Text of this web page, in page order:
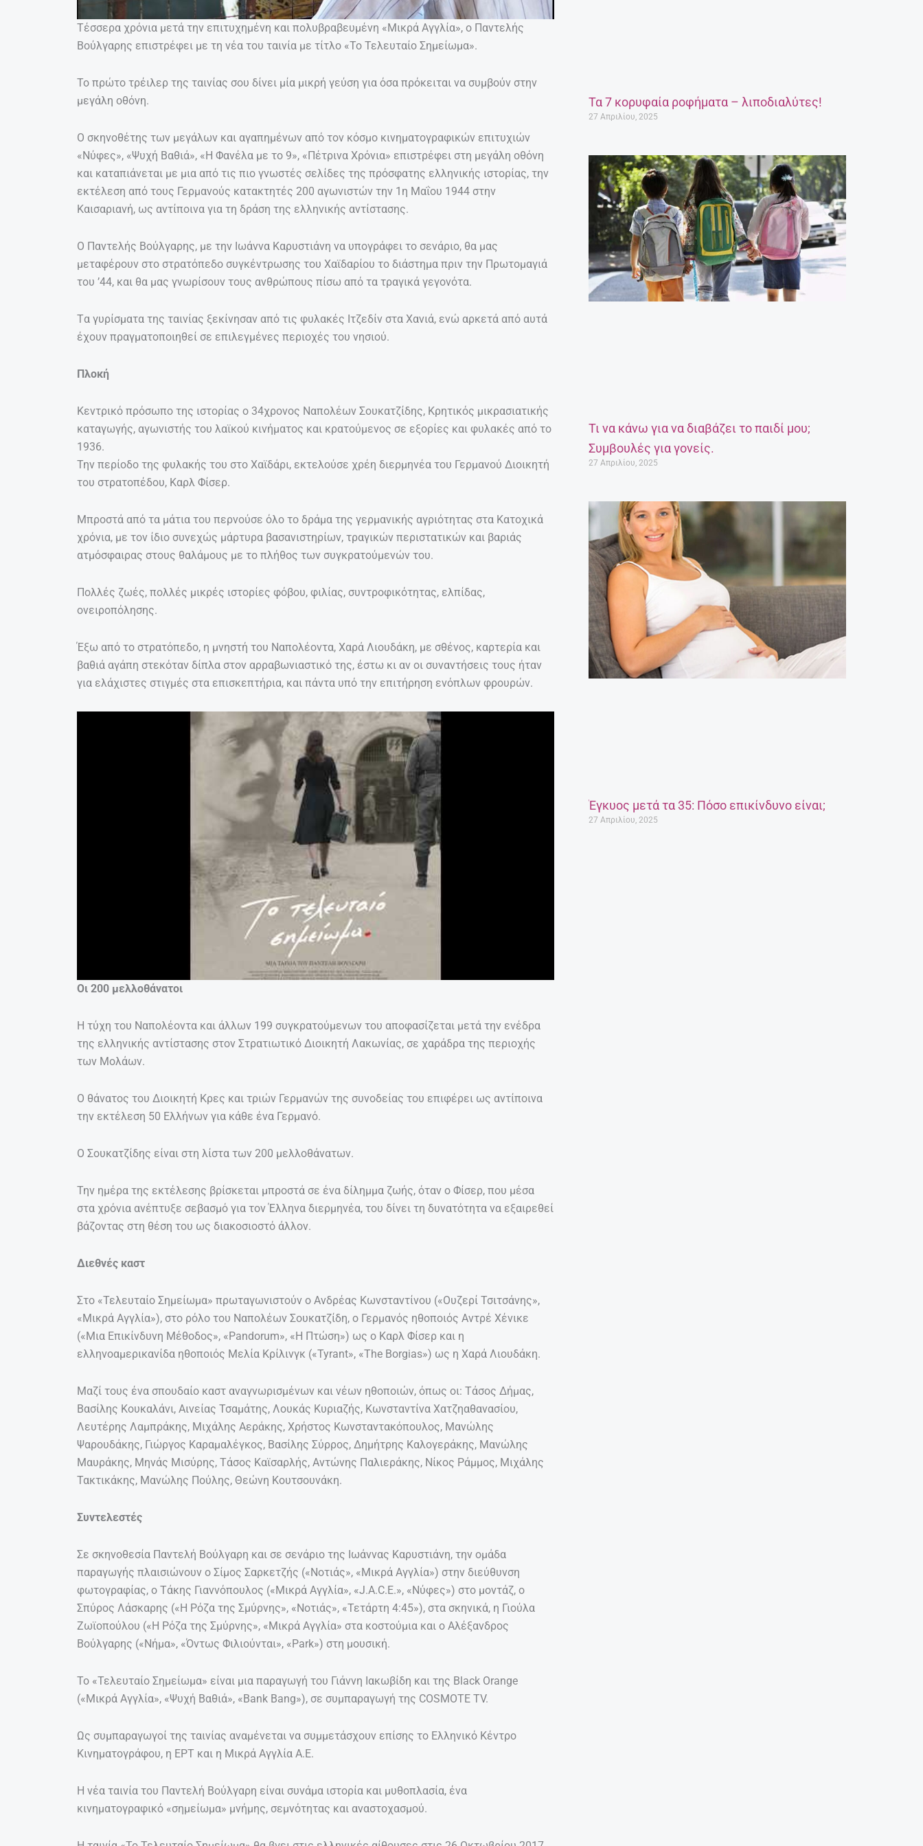
Τέσσερα χρόνια μετά την επιτυχημένη και πολυβραβευμένη «Μικρά Αγγλία», ο Παντελής
Βούλγαρης επιστρέφει με τη νέα του ταινία με τίτλο «Το Τελευταίο Σημείωμα».
Το πρώτο τρέιλερ της ταινίας σου δίνει μία μικρή γεύση για όσα πρόκειται να συμβούν στην
μεγάλη οθόνη.
Ο σκηνοθέτης των μεγάλων και αγαπημένων από τον κόσμο κινηματογραφικών επιτυχιών
«Νύφες», «Ψυχή Βαθιά», «Η Φανέλα με το 9», «Πέτρινα Χρόνια» επιστρέφει στη μεγάλη οθόνη
και καταπιάνεται με μια από τις πιο γνωστές σελίδες της πρόσφατης ελληνικής ιστορίας, την
εκτέλεση από τους Γερμανούς κατακτητές 200 αγωνιστών την 1η Μαΐου 1944 στην
Καισαριανή, ως αντίποινα για τη δράση της ελληνικής αντίστασης.
Ο Παντελής Βούλγαρης, με την Ιωάννα Καρυστιάνη να υπογράφει το σενάριο, θα μας
μεταφέρουν στο στρατόπεδο συγκέντρωσης του Χαϊδαρίου το διάστημα πριν την Πρωτομαγιά
του ’44, και θα μας γνωρίσουν τους ανθρώπους πίσω από τα τραγικά γεγονότα.
Tα γυρίσματα της ταινίας ξεκίνησαν από τις φυλακές Ιτζεδίν στα Χανιά, ενώ αρκετά από αυτά
έχουν πραγματοποιηθεί σε επιλεγμένες περιοχές του νησιού.
Πλοκή
Κεντρικό πρόσωπο της ιστορίας ο 34χρονος Ναπολέων Σουκατζίδης, Κρητικός μικρασιατικής
καταγωγής, αγωνιστής του λαϊκού κινήματος και κρατούμενος σε εξορίες και φυλακές από το
1936.
Την περίοδο της φυλακής του στο Χαϊδάρι, εκτελούσε χρέη διερμηνέα του Γερμανού Διοικητή
του στρατοπέδου, Καρλ Φίσερ.
Μπροστά από τα μάτια του περνούσε όλο το δράμα της γερμανικής αγριότητας στα Κατοχικά
χρόνια, με τον ίδιο συνεχώς μάρτυρα βασανιστηρίων, τραγικών περιστατικών και βαριάς
ατμόσφαιρας στους θαλάμους με το πλήθος των συγκρατούμενών του.
Πολλές ζωές, πολλές μικρές ιστορίες φόβου, φιλίας, συντροφικότητας, ελπίδας,
ονειροπόλησης.
Έξω από το στρατόπεδο, η μνηστή του Ναπολέοντα, Χαρά Λιουδάκη, με σθένος, καρτερία και
βαθιά αγάπη στεκόταν δίπλα στον αρραβωνιαστικό της, έστω κι αν οι συναντήσεις τους ήταν
για ελάχιστες στιγμές στα επισκεπτήρια, και πάντα υπό την επιτήρηση ενόπλων φρουρών.
Οι 200 μελλοθάνατοι
Η τύχη του Ναπολέοντα και άλλων 199 συγκρατούμενων του αποφασίζεται μετά την ενέδρα
της ελληνικής αντίστασης στον Στρατιωτικό Διοικητή Λακωνίας, σε χαράδρα της περιοχής
των Μολάων.
Ο θάνατος του Διοικητή Κρες και τριών Γερμανών της συνοδείας του επιφέρει ως αντίποινα
την εκτέλεση 50 Ελλήνων για κάθε ένα Γερμανό.
Ο Σουκατζίδης είναι στη λίστα των 200 μελλοθάνατων.
Την ημέρα της εκτέλεσης βρίσκεται μπροστά σε ένα δίλημμα ζωής, όταν ο Φίσερ, που μέσα
στα χρόνια ανέπτυξε σεβασμό για τον Έλληνα διερμηνέα, του δίνει τη δυνατότητα να εξαιρεθεί
βάζοντας στη θέση του ως διακοσιοστό άλλον.
Διεθνές καστ
Στο «Τελευταίο Σημείωμα» πρωταγωνιστούν ο Ανδρέας Κωνσταντίνου («Ουζερί Τσιτσάνης»,
«Μικρά Αγγλία»), στο ρόλο του Ναπολέων Σουκατζίδη, ο Γερμανός ηθοποιός Αντρέ Χένικε
(«Μια Επικίνδυνη Μέθοδος», «Pandorum», «Η Πτώση») ως ο Καρλ Φίσερ και η
ελληνοαμερικανίδα ηθοποιός Μελία Κρίλινγκ («Tyrant», «The Borgias») ως η Χαρά Λιουδάκη.
Μαζί τους ένα σπουδαίο καστ αναγνωρισμένων και νέων ηθοποιών, όπως οι: Τάσος Δήμας,
Βασίλης Κουκαλάνι, Αινείας Τσαμάτης, Λουκάς Κυριαζής, Κωνσταντίνα Χατζηαθανασίου,
Λευτέρης Λαμπράκης, Μιχάλης Αεράκης, Χρήστος Κωνσταντακόπουλος, Μανώλης
Ψαρουδάκης, Γιώργος Καραμαλέγκος, Βασίλης Σύρρος, Δημήτρης Καλογεράκης, Μανώλης
Μαυράκης, Μηνάς Μισύρης, Τάσος Καϊσαρλής, Αντώνης Παλιεράκης, Νίκος Ράμμος, Μιχάλης
Τακτικάκης, Μανώλης Πούλης, Θεώνη Κουτσουνάκη.
Συντελεστές
Σε σκηνοθεσία Παντελή Βούλγαρη και σε σενάριο της Ιωάννας Καρυστιάνη, την ομάδα
παραγωγής πλαισιώνουν ο Σίμος Σαρκετζής («Νοτιάς», «Μικρά Αγγλία») στην διεύθυνση
φωτογραφίας, ο Τάκης Γιαννόπουλος («Μικρά Αγγλία», «J.A.C.E.», «Νύφες») στο μοντάζ, ο
Σπύρος Λάσκαρης («Η Ρόζα της Σμύρνης», «Νοτιάς», «Τετάρτη 4:45»), στα σκηνικά, η Γιούλα
Ζωϊοπούλου («Η Ρόζα της Σμύρνης», «Μικρά Αγγλία» στα κοστούμια και ο Αλέξανδρος
Βούλγαρης («Νήμα», «Όντως Φιλιούνται», «Park») στη μουσική.
Το «Τελευταίο Σημείωμα» είναι μια παραγωγή του Γιάννη Ιακωβίδη και της Black Orange
(«Μικρά Αγγλία», «Ψυχή Βαθιά», «Bank Bang»), σε συμπαραγωγή της COSMOTE TV.
Ως συμπαραγωγοί της ταινίας αναμένεται να συμμετάσχουν επίσης το Ελληνικό Κέντρο
Κινηματογράφου, η ΕΡΤ και η Μικρά Αγγλία Α.Ε.
Η νέα ταινία του Παντελή Βούλγαρη είναι συνάμα ιστορία και μυθοπλασία, ένα
κινηματογραφικό «σημείωμα» μνήμης, σεμνότητας και αναστοχασμού.
Τα 7 κορυφαία ροφήματα – λιποδιαλύτες!
27 Απριλίου, 2025
Τι να κάνω για να διαβάζει το παιδί μου;
Συμβουλές για γονείς.
27 Απριλίου, 2025
Έγκυος μετά τα 35: Πόσο επικίνδυνο είναι;
27 Απριλίου, 2025